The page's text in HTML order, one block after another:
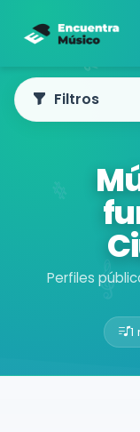
Perfiles
Buscador de
Filtros